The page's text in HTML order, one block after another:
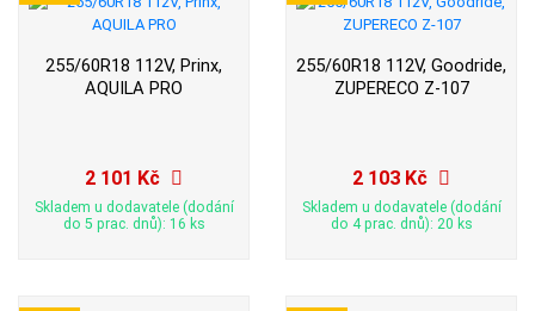
255/60R18 112V, Prinx,
AQUILA PRO
2 101 Kč
Skladem u dodavatele (dodání
do 5 prac. dnů): 16 ks
255/60R18 112V, Goodride,
ZUPERECO Z-107
2 103 Kč
Skladem u dodavatele (dodání
do 4 prac. dnů): 20 ks